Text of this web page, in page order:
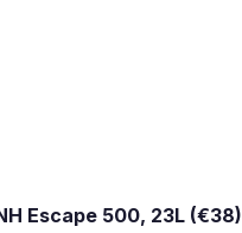
Escape 500, 23L (€38)